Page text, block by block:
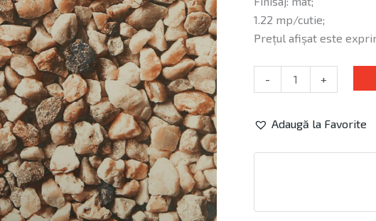
1.22 mp/cutie;
Prețul afișat este
- +
Adaugă la Favorite
Alternative: